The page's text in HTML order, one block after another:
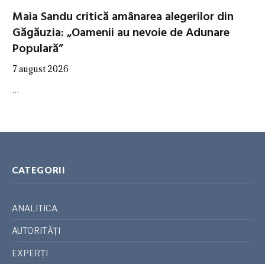
Maia Sandu critică amânarea alegerilor din
Găgăuzia: „Oamenii au nevoie de Adunare
Populară”
7 august 2026
…
CATEGORII
ANALITICA
AUTORITĂȚI
EXPERȚI